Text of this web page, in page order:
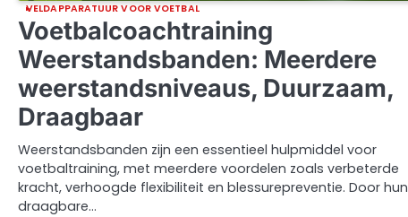
VELDAPPARATUUR VOOR VOETBAL
Voetbalcoachtraining
Weerstandsbanden: Meerdere
weerstandsniveaus, Duurzaam,
Draagbaar
Weerstandsbanden zijn een essentieel hulpmiddel voor
voetbaltraining, met meerdere voordelen zoals verbeterde
kracht, verhoogde flexibiliteit en blessurepreventie. Door hun
draagbare…